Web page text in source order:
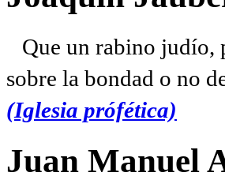
Que un rabino judío,
sobre la bondad o no
(Iglesia prófética)
Juan Manuel